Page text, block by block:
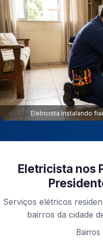
Eletricista instalando
Eletricista nos
Serviços elétricos
bairros da cidade